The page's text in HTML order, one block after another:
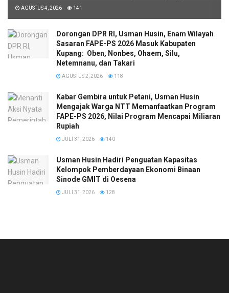
AGUSTUS 4, 2026 141
Dorongan DPR RI, Usman Husin, Enam Wilayah
Sasaran FAPE-PS 2026 Masuk Kabupaten
Kupang: Oben, Nonbes, Ohaem, Silu,
Netemnanu, dan Takari
AGUSTUS 2, 2026 118
Kabar Gembira untuk Petani, Usman Husin
Mengajak Warga NTT Memanfaatkan Program
FAPE-PS 2026, Nilai Program Mencapai Miliaran
Rupiah
JULI 31, 2026 140
​Usman Husin Hadiri Penguatan Kapasitas
Kelompok Pemberdayaan Ekonomi Binaan
Sinode GMIT di Oesena
JULI 31, 2026 128